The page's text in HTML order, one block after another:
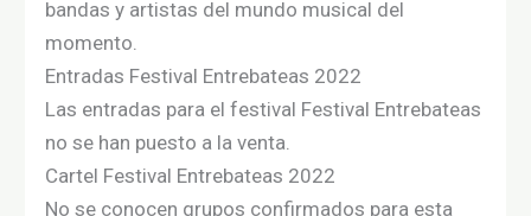
bandasy artistas del mundo musical del
momento.
Entradas Festival Entrebateas 2022
Las entradas para el festival Festival Entrebateas
no se han puesto a la venta.
Cartel Festival Entrebateas 2022
No se conocen grupos confirmados para esta